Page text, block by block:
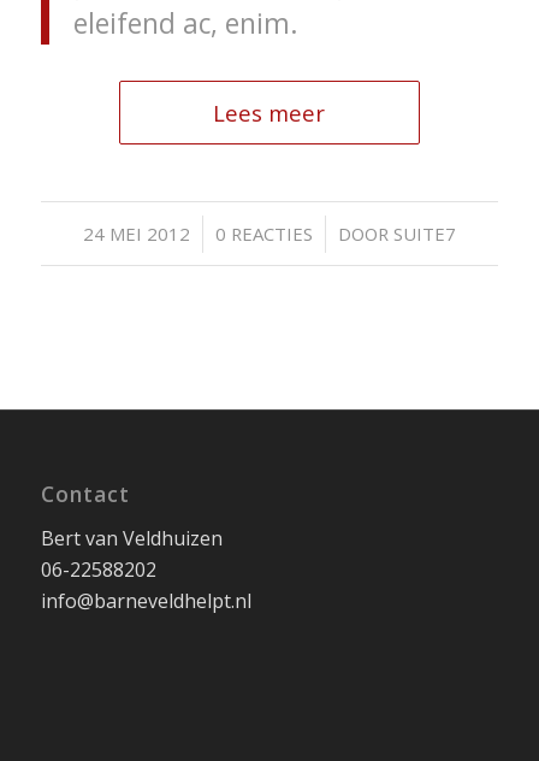
eleifend ac, enim.
Lees meer
24 MEI 2012
/ 0 REACTIES
/ DOOR SUITE7
Contact
Bert van Veldhuizen
06-22588202
info@barneveldhelpt.nl